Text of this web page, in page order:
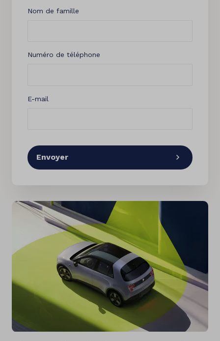
Nom de famille
Numéro de téléphone
E-mail
Envoyer